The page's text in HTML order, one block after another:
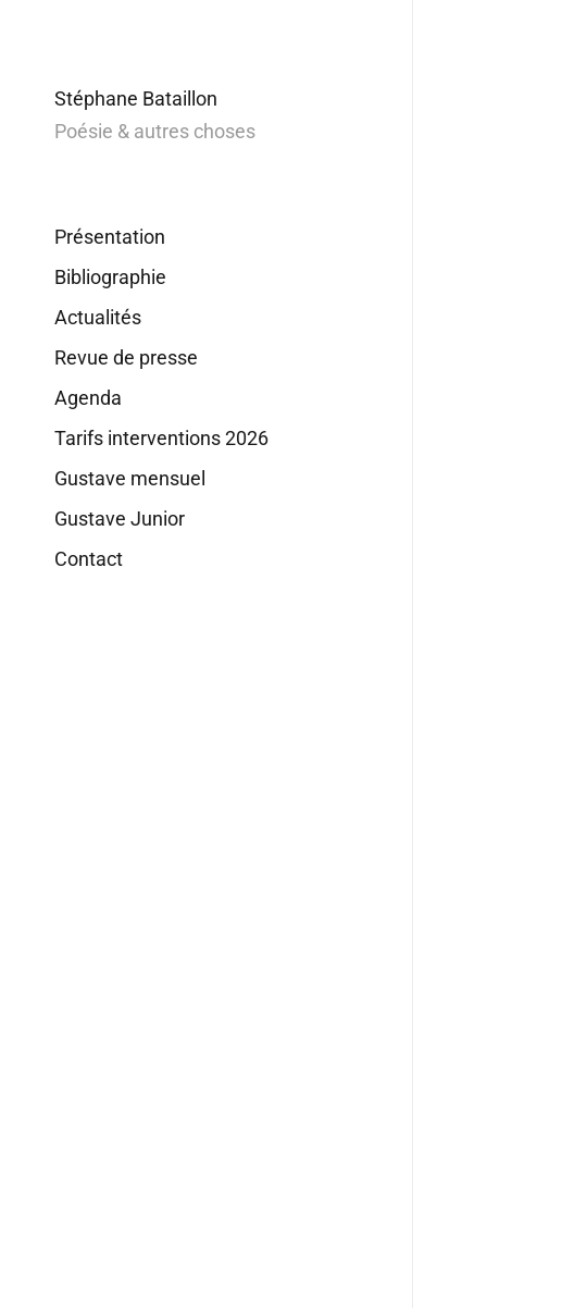
Stéphane Bataillon
Poésie & autres choses
Présentation
Bibliographie
Actualités
Revue de presse
Agenda
Tarifs interventions 2026
Gustave mensuel
Gustave Junior
Contact